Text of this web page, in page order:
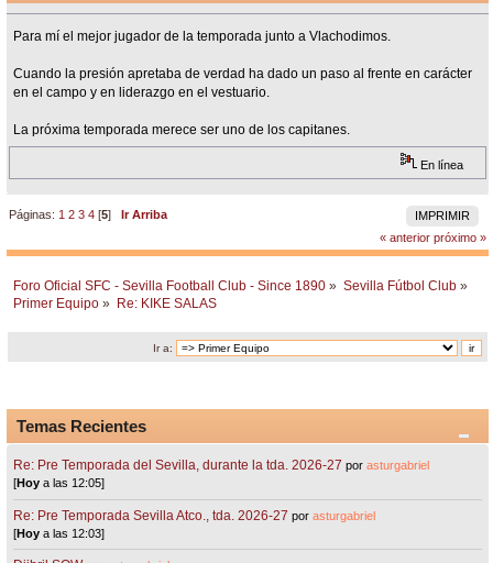
Para mí el mejor jugador de la temporada junto a Vlachodimos.
Cuando la presión apretaba de verdad ha dado un paso al frente en carácter
en el campo y en liderazgo en el vestuario.
La próxima temporada merece ser uno de los capitanes.
En línea
IMPRIMIR
Páginas: 1 2 3 4 [5]Ir Arriba
« anterior próximo »
Foro Oficial SFC - Sevilla Football Club - Since 1890 » Sevilla Fútbol Club »
Primer Equipo » Re: KIKE SALAS
Ir a:
Temas Recientes
Re: Pre Temporada del Sevilla, durante la tda. 2026-27 porasturgabriel
[Hoy a las 12:05]
Re: Pre Temporada Sevilla Atco., tda. 2026-27 porasturgabriel
[Hoy a las 12:03]